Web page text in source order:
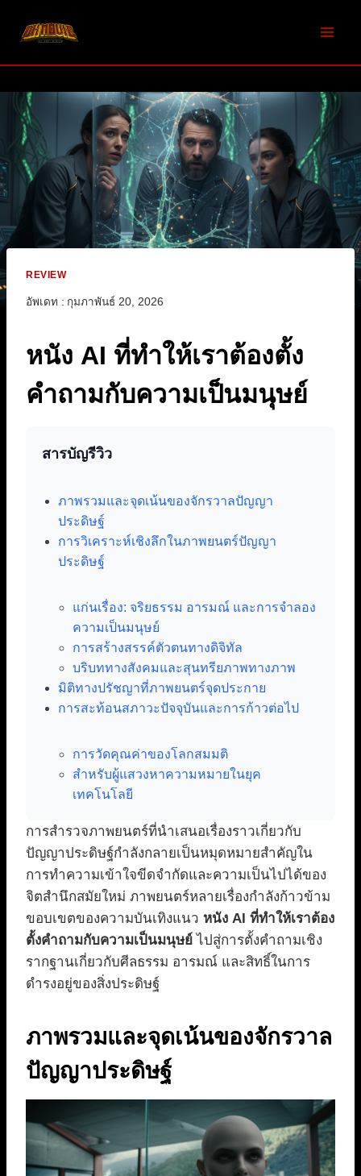
REVIEW
อัพเดท : กุมภาพันธ์ 20, 2026
หนัง AI ที่ทำให้เราต้องตั้ง
คำถามกับความเป็นมนุษย์
สารบัญรีวิว
ภาพรวมและจุดเน้นของจักรวาลปัญญา
ประดิษฐ์
การวิเคราะห์เชิงลึกในภาพยนตร์ปัญญา
ประดิษฐ์
แก่นเรื่อง: จริยธรรม อารมณ์ และการจำลอง
ความเป็นมนุษย์
การสร้างสรรค์ตัวตนทางดิจิทัล
บริบททางสังคมและสุนทรียภาพทางภาพ
มิติทางปรัชญาที่ภาพยนตร์จุดประกาย
การสะท้อนสภาวะปัจจุบันและการก้าวต่อไป
การวัดคุณค่าของโลกสมมติ
สำหรับผู้แสวงหาความหมายในยุค
เทคโนโลยี
การสำรวจภาพยนตร์ที่นำเสนอเรื่องราวเกี่ยวกับ
ปัญญาประดิษฐ์กำลังกลายเป็นหมุดหมายสำคัญใน
การทำความเข้าใจขีดจำกัดและความเป็นไปได้ของ
จิตสำนึกสมัยใหม่ ภาพยนตร์หลายเรื่องกำลังก้าวข้าม
ขอบเขตของความบันเทิงแนว หนัง AI ที่ทำให้เราต้อง
ตั้งคำถามกับความเป็นมนุษย์ ไปสู่การตั้งคำถามเชิง
รากฐานเกี่ยวกับศีลธรรม อารมณ์ และสิทธิ์ในการ
ดำรงอยู่ของสิ่งประดิษฐ์
ภาพรวมและจุดเน้นของจักรวาล
ปัญญาประดิษฐ์